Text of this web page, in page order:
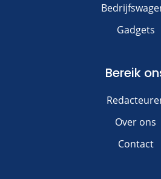
Gadgets
Bereik
Over ons
Contact